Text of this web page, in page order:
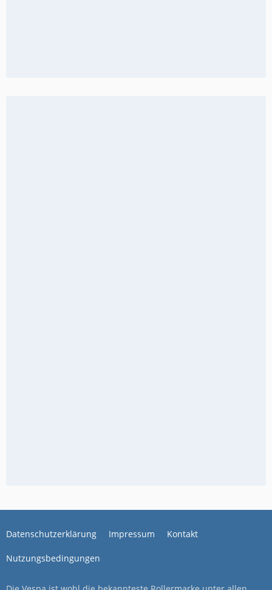
Datenschutzerklärung Impressum Kontakt
Nutzungsbedingungen